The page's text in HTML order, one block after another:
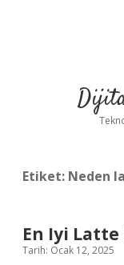
Etiket: Neden
En Iyi Latte
Tarih: Ocak 12, 2025